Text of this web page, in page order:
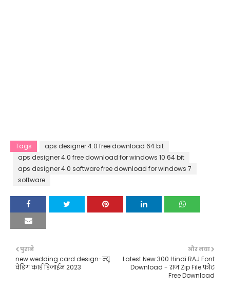
Tags
aps designer 4.0 free download 64 bit
aps designer 4.0 free download for windows 10 64 bit
aps designer 4.0 software free download for windows 7
software
और नया
Latest New 300 Hindi RAJ Font
Download - राज Zip File फोंट
Free Download
पुराने
new wedding card design-न्यू
वेडिंग कार्ड डिजाईन 2023